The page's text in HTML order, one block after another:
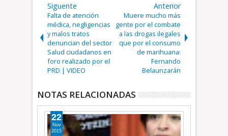
Siguente
Falta de atención
médica, negligencias
y malos tratos
denuncian del sector
Salud ciudadanos en
foro realizado por el
PRD | VIDEO
Anterior
Muere mucho más
gente por el combate
a las drogas ilegales
que por el consumo
de marihuana:
Fernando
Belaunzarán
NOTAS RELACIONADAS
22
Mar
2018